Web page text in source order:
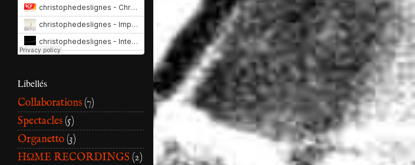
Libellés
Collaborations(7)
Spectacles(5)
Organetto(3)
HΩME RECORDINGS (2)